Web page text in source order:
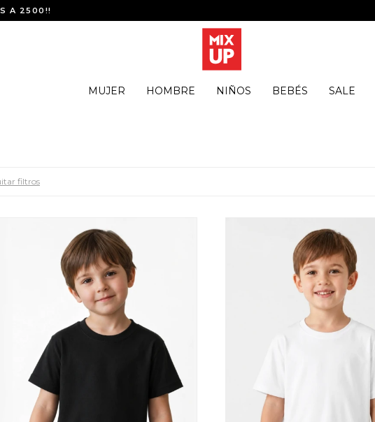
MUJER HOMBRE NIÑOS BEBÉS SALE
A 2500!!
filtros